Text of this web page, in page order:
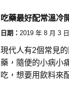
吃藥最好配常溫冷
日期： 2019 年 8 月 3 日
現代人有2個常見
藥，隨便的小病小
吃，想要用飲料來